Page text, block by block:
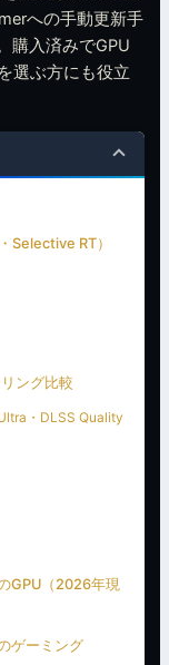
への手動更新手
購入済みでGPU
選ぶ方にも役立
Selective RT）
ング比較
・DLSS Quality
GPU（2026年現
ゲーミング